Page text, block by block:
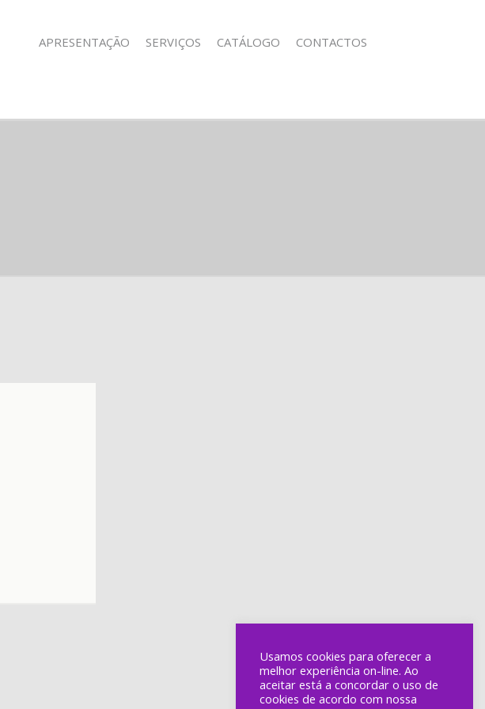
APRESENTAÇÃO SERVIÇOS CATÁLOGO CONTACTOS
Usamos cookies para oferecer a
melhor experiência on-line. Ao
aceitar está a concordar o uso de
cookies de acordo com nossa